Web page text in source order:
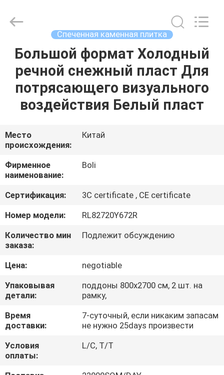
ДОМОЙ
ПРОДУКТЫ
ВИДЕОЗАПИСИ
О
НАС
ЭКСКУРСИЯ
ПО
ЗАВОДУ
КОНТРОЛЬ
КАЧЕСТВА
СВЯЖИТЕСЬ
С
НАМИ
CERAMICS
CO.,LTD..
Спеченная каменная плитка
Большой формат Холодный
речной снежный пласт Для
потрясающего визуального
воздействия Белый пласт
Место
происхождения:
Китай
Фирменное
наименование:
Boli
Сертификация:
3C certificate , CE certificate
Номер модели:
RL82720Y672R
Количество мин
заказа:
Подлежит обсуждению
Цена:
negotiable
Упаковывая
детали:
поддоны 800х2700 см, 2 шт. на
рамку,
Время
доставки:
7-суточный, если никаким запасам
не нужно 25days произвести
Условия
оплаты:
L/C, T/T